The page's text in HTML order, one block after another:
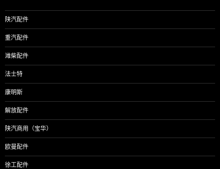
陕汽配件
重汽配件
潍柴配件
法士特
康明斯
解放配件
陕汽商用（宝华）
欧曼配件
徐工配件